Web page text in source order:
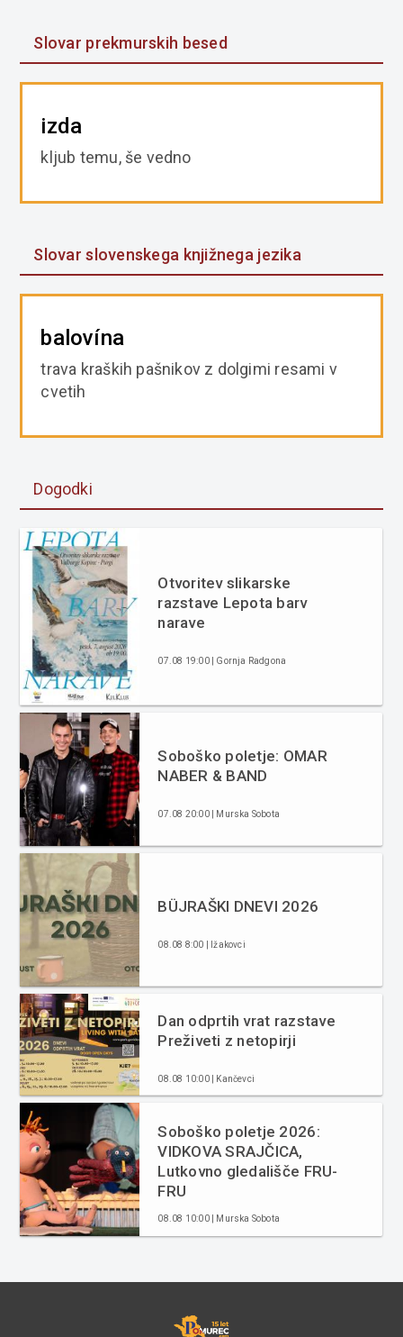
Slovar prekmurskih besed
izda
kljub temu, še vedno
Slovar slovenskega knjižnega jezika
balovína
trava kraških pašnikov z dolgimi resami v
cvetih
Dogodki
Otvoritev slikarske
razstave Lepota barv
narave
07.08 19:00 | Gornja Radgona
Soboško poletje: OMAR
NABER & BAND
07.08 20:00 | Murska Sobota
BÜJRAŠKI DNEVI 2026
08.08 8:00 | Ižakovci
Dan odprtih vrat razstave
Preživeti z netopirji
08.08 10:00 | Kančevci
Soboško poletje 2026:
VIDKOVA SRAJČICA,
Lutkovno gledališče FRU-
FRU
08.08 10:00 | Murska Sobota